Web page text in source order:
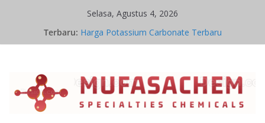
Selasa, Agustus 4, 2026
Terbaru: Harga Potassium Carbonate Terbaru
Stoikiometri Iron Oxide
Jual Potassium Carbonate